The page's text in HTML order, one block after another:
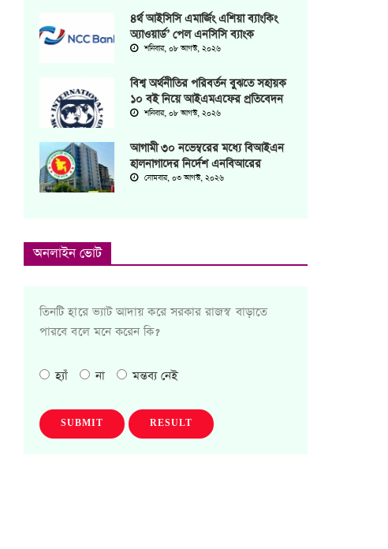
৪র্থ আইসিসি এমার্জিং এশিয়া ব্যাংকিং
অ্যাওয়ার্ড’ পেল এনসিসি ব্যাংক
শনিবার, ০৮ আগস্ট, ২০২৬
বিশ্ব অর্থনীতির পরিবর্তন বুঝতে সহায়ক
১০ বই নিয়ে আইএমএফের প্রতিবেদন
শনিবার, ০৮ আগস্ট, ২০২৬
আগামী ৩০ নভেম্বরের মধ্যে বিআইএন
হালনাগাদের নির্দেশ এনবিআরের
সোমবার, ০৩ আগস্ট, ২০২৬
অনলাইন ভোট
তিনটি হারে ভ্যাট আদায় করে সরকার রাজস্ব বাড়াতে
পারবে বলে মনে করেন কি?
হ্যাঁ না মন্তব্য নেই
SUBMIT RESULT